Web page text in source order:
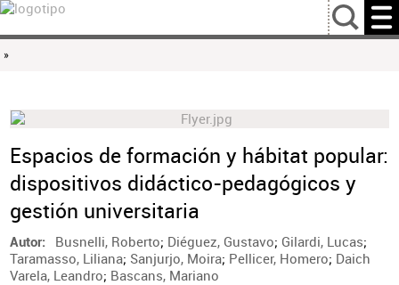
…
»
Espacios de formación y hábitat popular:
dispositivos didáctico-pedagógicos y
gestión universitaria
Autor Busnelli, Roberto; Diéguez, Gustavo; Gilardi, Lucas;
Taramasso, Liliana; Sanjurjo, Moira; Pellicer, Homero; Daich
Varela, Leandro; Bascans, Mariano